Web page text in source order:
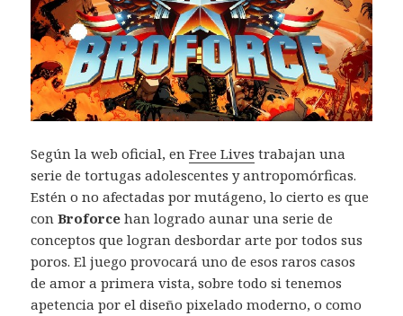
Según la web oficial, enFree Lives trabajan una
serie de tortugas adolescentes y antropomórficas.
Estén o no afectadas por mutágeno, lo cierto es que
conBroforce han logrado aunar una serie de
conceptos que logran desbordar arte por todos sus
poros. El juego provocará uno de esos raros casos
de amor a primera vista, sobre todo si tenemos
apetencia por el diseño pixelado moderno, o como